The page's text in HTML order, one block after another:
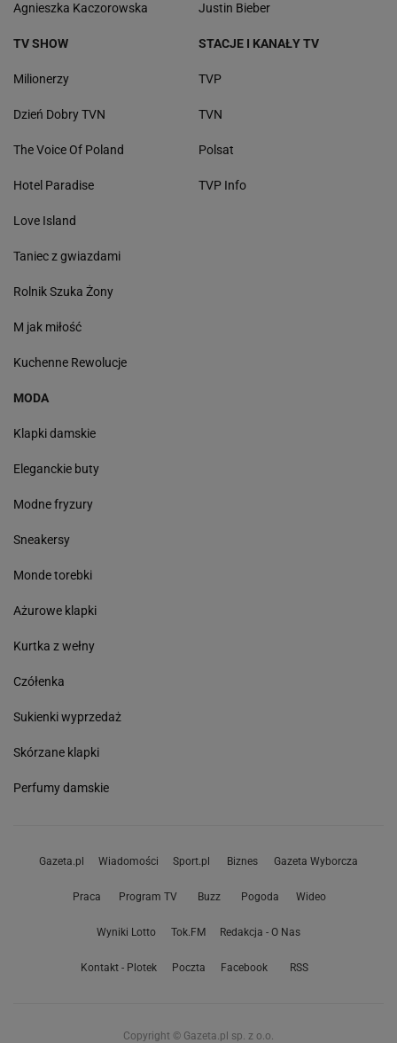
Agnieszka Kaczorowska Justin Bieber
TV SHOW
Milionerzy
Dzień Dobry TVN
The Voice Of Poland
Hotel Paradise
Love Island
Taniec z gwiazdami
Rolnik Szuka Żony
M jak miłość
Kuchenne Rewolucje
STACJE I KANAŁY TV
TVP
TVN
Polsat
TVP Info
MODA
Klapki damskie
Eleganckie buty
Modne fryzury
Sneakersy
Monde torebki
Ażurowe klapki
Kurtka z wełny
Czółenka
Sukienki wyprzedaż
Skórzane klapki
Perfumy damskie
Gazeta.pl Wiadomości Sport.pl Biznes Gazeta Wyborcza
Praca Program TV Buzz Pogoda Wideo
Wyniki Lotto Tok.FM Redakcja - O Nas
Kontakt - Plotek Poczta Facebook RSS
Copyright © Gazeta.pl sp. z o.o.